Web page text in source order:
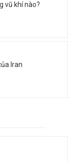
vũ khí nào?
Iran